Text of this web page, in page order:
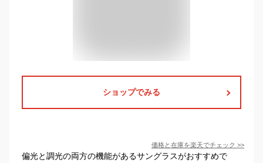
ショップでみる
価格と在庫を楽天でチェック >>
偏光と調光の両方の機能があるサングラスがおすすめで